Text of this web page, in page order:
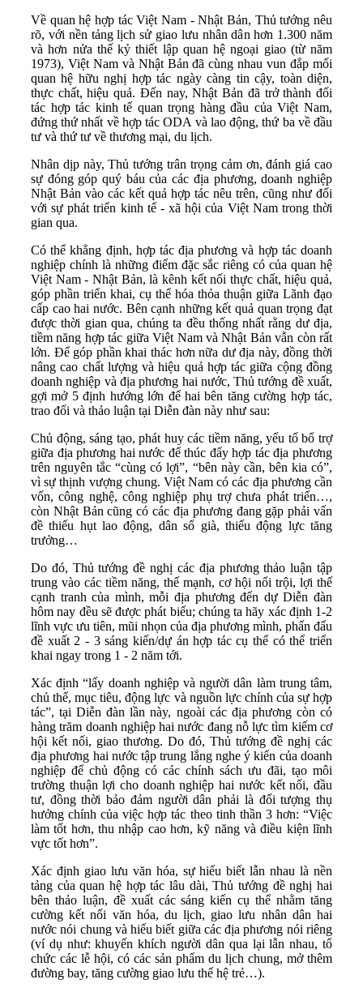
Về quan hệ hợp tác Việt Nam - Nhật Bản, Thủ tướng nêu
rõ, với nền tảng lịch sử giao lưu nhân dân hơn 1.300 năm
và hơn nửa thế kỷ thiết lập quan hệ ngoại giao (từ năm
1973), Việt Nam và Nhật Bản đã cùng nhau vun đắp mối
quan hệ hữu nghị hợp tác ngày càng tin cậy, toàn diện,
thực chất, hiệu quả. Đến nay, Nhật Bản đã trở thành đối
tác hợp tác kinh tế quan trọng hàng đầu của Việt Nam,
đứng thứ nhất về hợp tác ODA và lao động, thứ ba về đầu
tư và thứ tư về thương mại, du lịch.
Nhân dịp này, Thủ tướng trân trọng cảm ơn, đánh giá cao
sự đóng góp quý báu của các địa phương, doanh nghiệp
Nhật Bản vào các kết quả hợp tác nêu trên, cũng như đối
với sự phát triển kinh tế - xã hội của Việt Nam trong thời
gian qua.
Có thể khẳng định, hợp tác địa phương và hợp tác doanh
nghiệp chính là những điểm đặc sắc riêng có của quan hệ
Việt Nam - Nhật Bản, là kênh kết nối thực chất, hiệu quả,
góp phần triển khai, cụ thể hóa thỏa thuận giữa Lãnh đạo
cấp cao hai nước. Bên cạnh những kết quả quan trọng đạt
được thời gian qua, chúng ta đều thống nhất rằng dư địa,
tiềm năng hợp tác giữa Việt Nam và Nhật Bản vẫn còn rất
lớn. Để góp phần khai thác hơn nữa dư địa này, đồng thời
nâng cao chất lượng và hiệu quả hợp tác giữa cộng đồng
doanh nghiệp và địa phương hai nước, Thủ tướng đề xuất,
gợi mở 5 định hướng lớn để hai bên tăng cường hợp tác,
trao đổi và thảo luận tại Diễn đàn này như sau:
Chủ động, sáng tạo, phát huy các tiềm năng, yếu tố bổ trợ
giữa địa phương hai nước để thúc đẩy hợp tác địa phương
trên nguyên tắc “cùng có lợi”, “bên này cần, bên kia có”,
vì sự thịnh vượng chung. Việt Nam có các địa phương cần
vốn, công nghệ, công nghiệp phụ trợ chưa phát triển…,
còn Nhật Bản cũng có các địa phương đang gặp phải vấn
đề thiếu hụt lao động, dân số già, thiếu động lực tăng
trưởng…
Do đó, Thủ tướng đề nghị các địa phương thảo luận tập
trung vào các tiềm năng, thế mạnh, cơ hội nổi trội, lợi thế
cạnh tranh của mình, mỗi địa phương đến dự Diễn đàn
hôm nay đều sẽ được phát biểu; chúng ta hãy xác định 1-2
lĩnh vực ưu tiên, mũi nhọn của địa phương mình, phấn đấu
đề xuất 2 - 3 sáng kiến/dự án hợp tác cụ thể có thể triển
khai ngay trong 1 - 2 năm tới.
Xác định “lấy doanh nghiệp và người dân làm trung tâm,
chủ thể, mục tiêu, động lực và nguồn lực chính của sự hợp
tác”, tại Diễn đàn lần này, ngoài các địa phương còn có
hàng trăm doanh nghiệp hai nước đang nỗ lực tìm kiếm cơ
hội kết nối, giao thương. Do đó, Thủ tướng đề nghị các
địa phương hai nước tập trung lắng nghe ý kiến của doanh
nghiệp để chủ động có các chính sách ưu đãi, tạo môi
trường thuận lợi cho doanh nghiệp hai nước kết nối, đầu
tư, đồng thời bảo đảm người dân phải là đối tượng thụ
hưởng chính của việc hợp tác theo tinh thần 3 hơn: “Việc
làm tốt hơn, thu nhập cao hơn, kỹ năng và điều kiện lĩnh
vực tốt hơn”.
Xác định giao lưu văn hóa, sự hiểu biết lẫn nhau là nền
tảng của quan hệ hợp tác lâu dài, Thủ tướng đề nghị hai
bên thảo luận, đề xuất các sáng kiến cụ thể nhằm tăng
cường kết nối văn hóa, du lịch, giao lưu nhân dân hai
nước nói chung và hiểu biết giữa các địa phương nói riêng
(ví dụ như: khuyến khích người dân qua lại lẫn nhau, tổ
chức các lễ hội, có các sản phẩm du lịch chung, mở thêm
đường bay, tăng cường giao lưu thế hệ trẻ…).